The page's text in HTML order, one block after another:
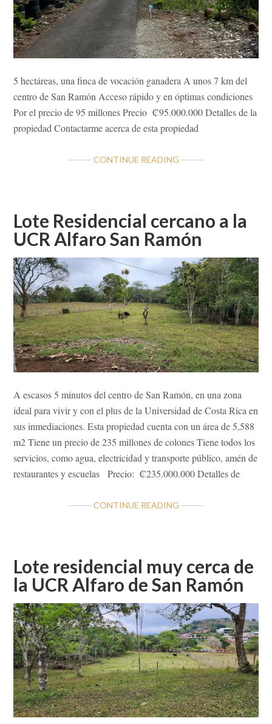
5 hectáreas, una finca de vocación ganadera A unos 7 km del
centro de San Ramón Acceso rápido y en óptimas condiciones
Por el precio de 95 millones Precio ₡95.000.000 Detalles de la
propiedad Contactarme acerca de esta propiedad
CONTINUE READING ABOUT
DE
SAN
Lote Residencial cercano a la
UCR Alfaro San Ramón
A escasos 5 minutos del centro de San Ramón, en una zona
ideal para vivir y con el plus de la Universidad de Costa Rica en
sus inmediaciones. Esta propiedad cuenta con un área de 5,588
m2 Tiene un precio de 235 millones de colones Tiene todos los
servicios, como agua, electricidad y transporte público, amén de
restaurantes y escuelas Precio: ₡235.000.000 Detalles de
CONTINUE READING ABOUT
LA
UCR
SAN
RAMÓN
Lote residencial muy cerca de
la UCR Alfaro de San Ramón